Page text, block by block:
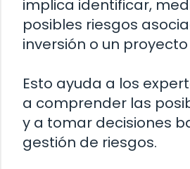
implica identificar,
posibles riesgos
inversión o un
Esto ayuda a los
a comprender las
y a tomar decisiones
gestión de riesgos.